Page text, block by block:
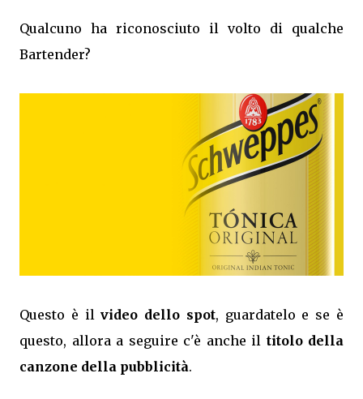
Qualcuno ha riconosciuto il volto di qualche
Bartender?
Questo è ilvideo dello spot, guardatelo e se è
questo, allora a seguire c'è anche il titolo della
canzone della pubblicità.